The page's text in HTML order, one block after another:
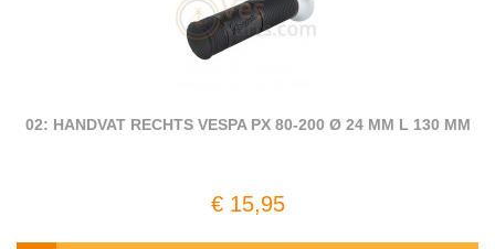
02: HANDVAT RECHTS VESPA PX 80-200 Ø 24 MM L 130 MM
€ 15,95